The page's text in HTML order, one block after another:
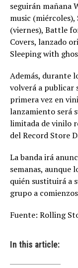
seguirán mañana
music
(viernes), Battle
Covers, lanzado
Sleeping with
Además, durante
volverá a publicar
primera vez en
lanzamiento será
limitada de vinilo
del Record Store
La banda irá
semanas, aunque
quién sustituirá a
grupo a
Fuente: Rolling
In this article: